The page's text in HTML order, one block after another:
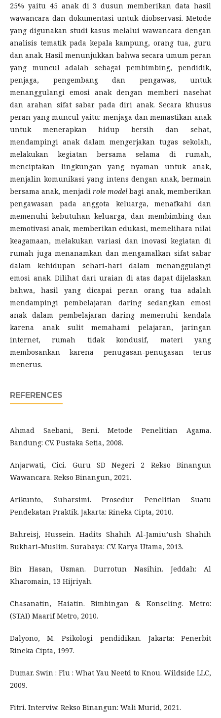
25% yaitu 45 anak di 3 dusun memberikan data hasil
wawancara dan dokumentasi untuk diobservasi. Metode
yang digunakan studi kasus melalui wawancara dengan
analisis tematik pada kepala kampung, orang tua, guru
dan anak. Hasil menunjukkan bahwa secara umum peran
yang muncul adalah sebagai pembimbing, pendidik,
penjaga, pengembang dan pengawas, untuk
menanggulangi emosi anak dengan memberi nasehat
dan arahan sifat sabar pada diri anak. Secara khusus
peran yang muncul yaitu: menjaga dan memastikan anak
untuk menerapkan hidup bersih dan sehat,
mendampingi anak dalam mengerjakan tugas sekolah,
melakukan kegiatan bersama selama di rumah,
menciptakan lingkungan yang nyaman untuk anak,
menjalin komunikasi yang intens dengan anak, bermain
bersama anak, menjadi role model bagi anak, memberikan
pengawasan pada anggota keluarga, menafkahi dan
memenuhi kebutuhan keluarga, dan membimbing dan
memotivasi anak, memberikan edukasi, memelihara nilai
keagamaan, melakukan variasi dan inovasi kegiatan di
rumah juga menanamkan dan mengamalkan sifat sabar
dalam kehidupan sehari-hari dalam menanggulangi
emosi anak. Dilihat dari uraian di atas dapat dijelaskan
bahwa, hasil yang dicapai peran orang tua adalah
mendampingi pembelajaran daring sedangkan emosi
anak dalam pembelajaran daring memenuhi kendala
karena anak sulit memahami pelajaran, jaringan
internet, rumah tidak kondusif, materi yang
membosankan karena penugasan-penugasan terus
menerus.
REFERENCES
Ahmad Saebani, Beni. Metode Penelitian Agama.
Bandung: CV. Pustaka Setia, 2008.
Anjarwati, Cici. Guru SD Negeri 2 Rekso Binangun
Wawancara. Rekso Binangun, 2021.
Arikunto, Suharsimi. Prosedur Penelitian Suatu
Pendekatan Praktik. Jakarta: Rineka Cipta, 2010.
Bahreisj, Hussein. Hadits Shahih Al-Jamiu’ush Shahih
Bukhari-Muslim. Surabaya: CV. Karya Utama, 2013.
Bin Hasan, Usman. Durrotun Nasihin. Jeddah: Al
Kharomain, 13 Hijriyah.
Chasanatin, Haiatin. Bimbingan & Konseling. Metro:
(STAI) Maarif Metro, 2010.
Dalyono, M. Psikologi pendidikan. Jakarta: Penerbit
Rineka Cipta, 1997.
Dumar. Swin : Flu : What Yau Neetd to Knou. Wildside LLC,
2009.
Fitri. Interviw. Rekso Binangun: Wali Murid, 2021.